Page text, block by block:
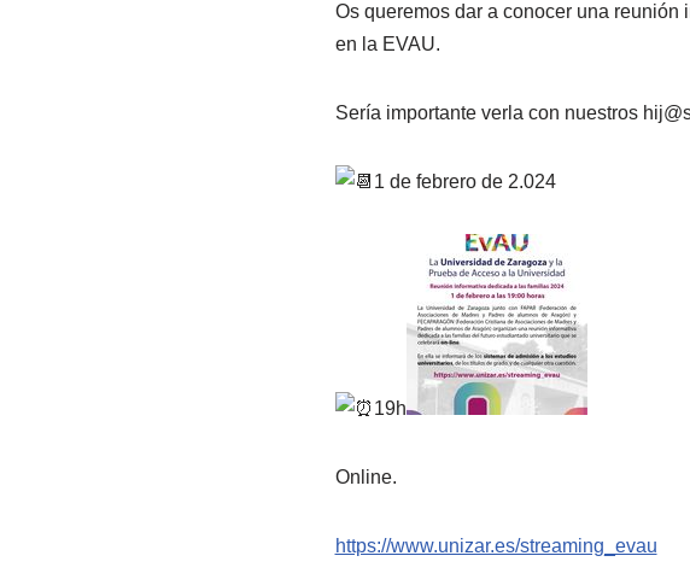
Os queremos dar a conocer una
en la EVAU.
Sería importante verla con nuestros
1 de febrero de 2.024
19h
Online.
https://www.unizar.es/streaming_evau